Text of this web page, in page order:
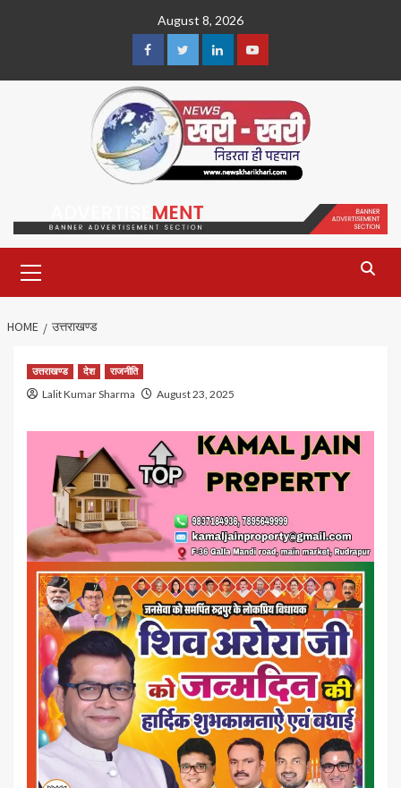
August 8, 2026
FacebookTwitterLinkedinYoutube
Menu
HOME उत्तराखण्ड
उत्तराखण्ड देश राजनीति
Lalit Kumar Sharma August 23, 2025